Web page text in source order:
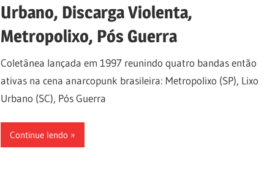
Urbano, Discarga Violenta,
Metropolixo, Pós Guerra
Coletânea lançada em 1997 reunindo quatro bandas então
ativas na cena anarcopunk brasileira: Metropolixo (SP), Lixo
Urbano (SC), Pós Guerra
Continue lendo